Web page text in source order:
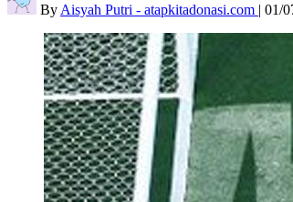
By Aisyah Putri - atapkitadonasi.com | 01/